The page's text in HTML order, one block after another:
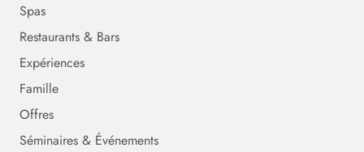
Spas
Restaurants & Bars
Expériences
Famille
Offres
Séminaires & Événements